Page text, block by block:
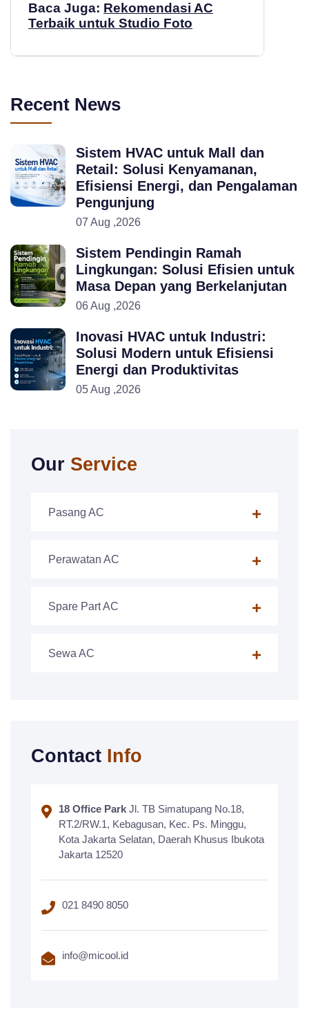
Baca Juga: Rekomendasi AC
Terbaik untuk Studio Foto
Recent News
Sistem HVAC untuk Mall dan
Retail: Solusi Kenyamanan,
Efisiensi Energi, dan Pengalaman
Pengunjung
07 Aug ,2026
Sistem Pendingin Ramah
Lingkungan: Solusi Efisien untuk
Masa Depan yang Berkelanjutan
06 Aug ,2026
Inovasi HVAC untuk Industri:
Solusi Modern untuk Efisiensi
Energi dan Produktivitas
05 Aug ,2026
Our Service
Pasang AC
Perawatan AC
Spare Part AC
Sewa AC
Contact Info
18 Office Park Jl. TB Simatupang No.18,
RT.2/RW.1, Kebagusan, Kec. Ps. Minggu,
Kota Jakarta Selatan, Daerah Khusus Ibukota
Jakarta 12520
021 8490 8050
info@micool.id